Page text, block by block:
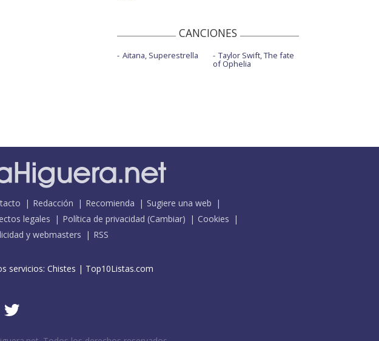
CANCIONES
Aitana, Superestrella Taylor Swift, The fate
of Ophelia
Redacción Recomienda
Sugiere una web
legales
Política de privacidad (Cambiar)
Cookies
y webmasters
RSS
servicios: Chistes | Top10Listas.com